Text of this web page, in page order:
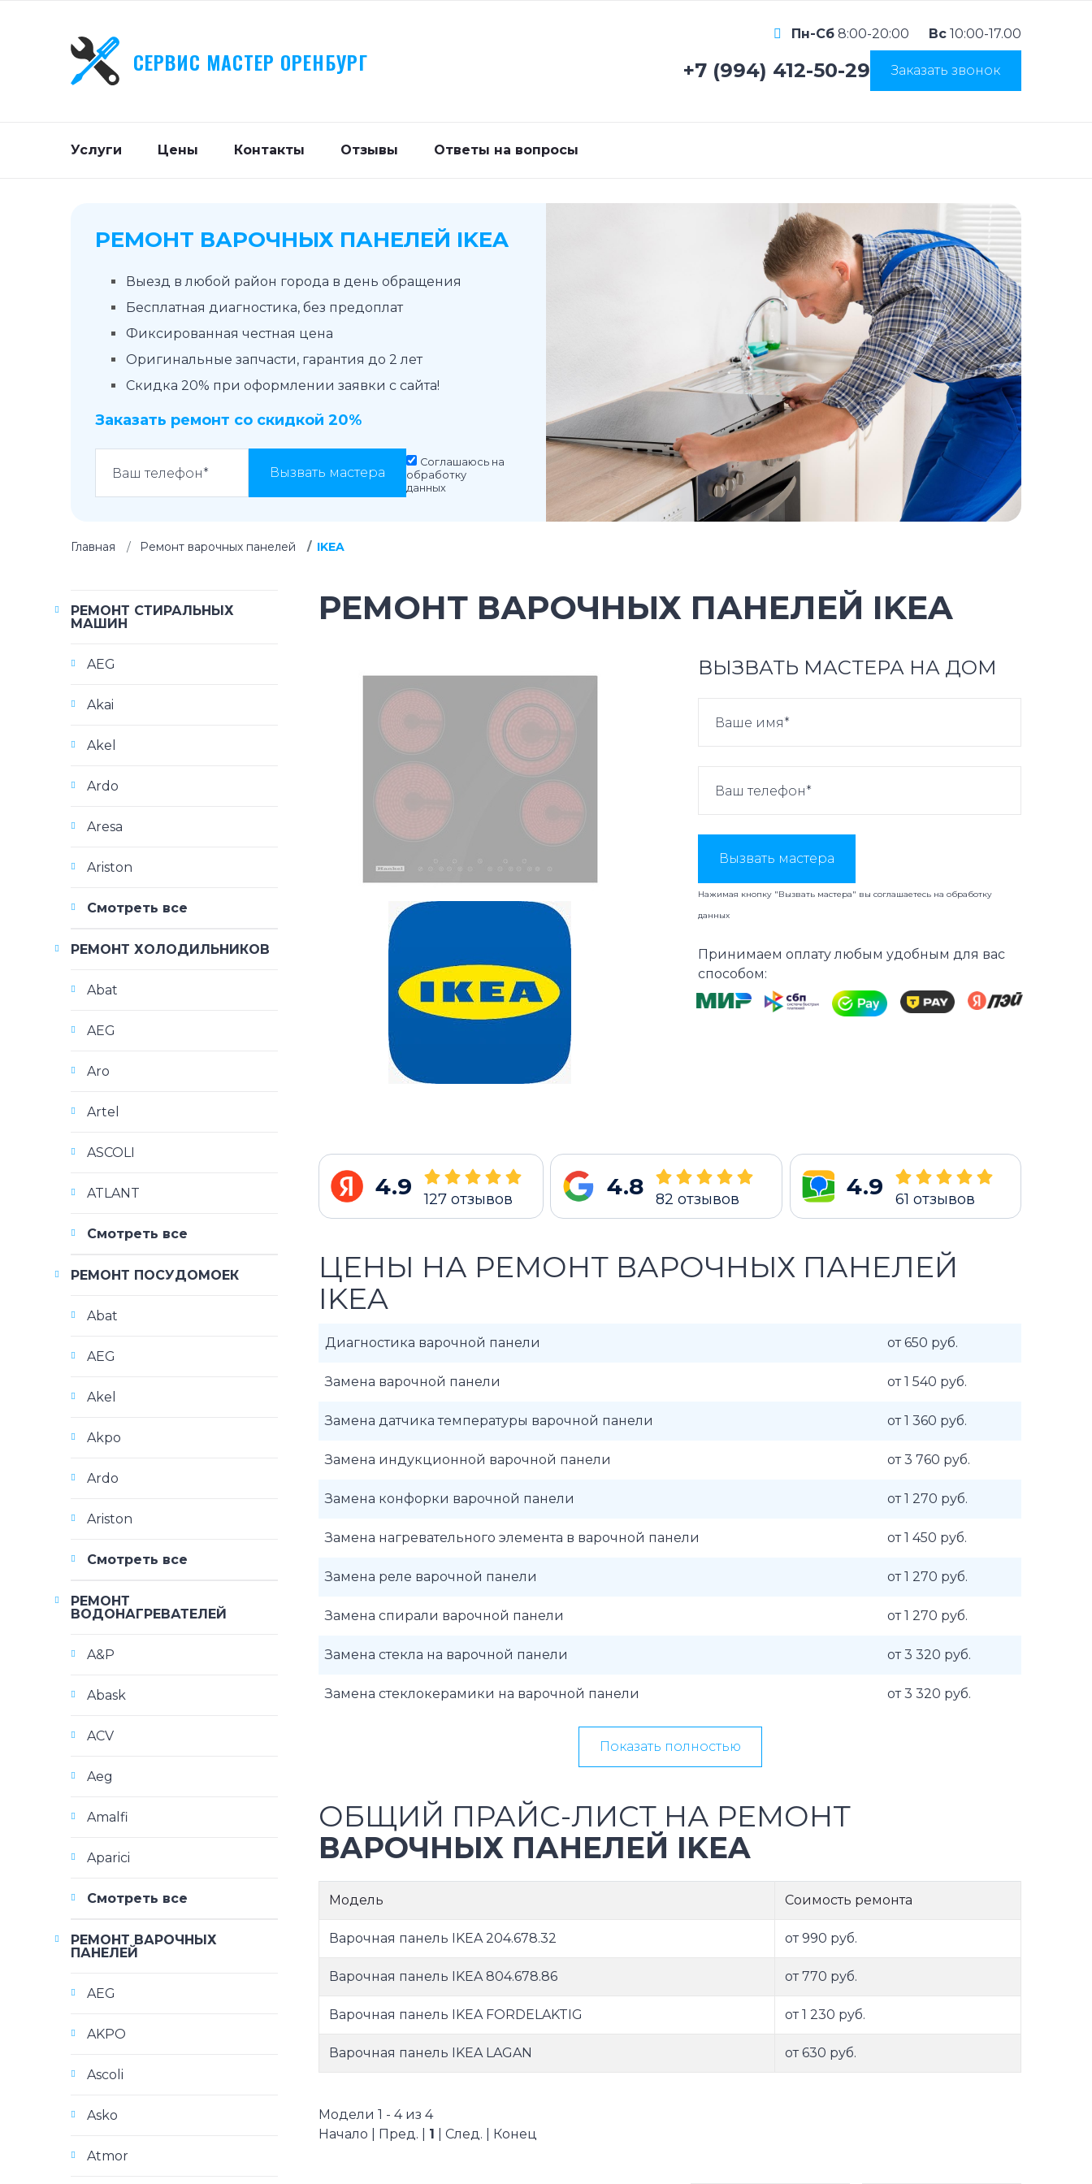
СЕРВИС МАСТЕР ОРЕНБУРГ
Пн-Сб 8:00-20:00 Вс 10:00-17.00
+7 (994) 412-50-29 Заказать звонок
Услуги Цены Контакты Отзывы Ответы на вопросы
РЕМОНТ ВАРОЧНЫХ ПАНЕЛЕЙ IKEA
Выезд в любой район города в день обращения
Бесплатная диагностика, без предоплат
Фиксированная честная цена
Оригинальные запчасти, гарантия до 2 лет
Скидка 20% при оформлении заявки с сайта!
Заказать ремонт со скидкой 20%
Вызвать мастера
Соглашаюсь на
обработку
данных
Главная Ремонт варочных панелей IKEA
РЕМОНТ ВАРОЧНЫХ ПАНЕЛЕЙ IKEA
ВЫЗВАТЬ МАСТЕРА НА ДОМ
Вызвать мастера
Нажимая кнопку "Вызвать мастера" вы соглашаетесь наобработку
данных
Принимаем оплату любым удобным для вас
способом:
4.9 127 отзывов 4.8 82 отзывов 4.9 61 отзывов
ЦЕНЫ НА РЕМОНТ ВАРОЧНЫХ ПАНЕЛЕЙ
IKEA
Диагностика варочной панели от 650 руб.
Замена варочной панели от 1 540 руб.
Замена датчика температуры варочной панели от 1 360 руб.
Замена индукционной варочной панели от 3 760 руб.
Замена конфорки варочной панели от 1 270 руб.
Замена нагревательного элемента в варочной панели от 1 450 руб.
Замена реле варочной панели от 1 270 руб.
Замена спирали варочной панели от 1 270 руб.
Замена стекла на варочной панели от 3 320 руб.
Замена стеклокерамики на варочной панели от 3 320 руб.
Показать полностью
ОБЩИЙ ПРАЙС-ЛИСТ НА РЕМОНТ
ВАРОЧНЫХ ПАНЕЛЕЙ IKEA
Модель Соимость ремонта
Варочная панель IKEA 204.678.32 от 990 руб.
Варочная панель IKEA 804.678.86 от 770 руб.
Варочная панель IKEA FORDELAKTIG от 1 230 руб.
Варочная панель IKEA LAGAN от 630 руб.
Модели 1 - 4 из 4
Начало | Пред. | 1 | След. | Конец
РЕМОНТ СТИРАЛЬНЫХ
МАШИН
AEG
Akai
Akel
Ardo
Aresa
Ariston
Смотреть все
РЕМОНТ ХОЛОДИЛЬНИКОВ
Abat
AEG
Aro
Artel
ASCOLI
ATLANT
Смотреть все
РЕМОНТ ПОСУДОМОЕК
Abat
AEG
Akel
Akpo
Ardo
Ariston
Смотреть все
РЕМОНТ
ВОДОНАГРЕВАТЕЛЕЙ
A&P
Abask
ACV
Aeg
Amalfi
Aparici
Смотреть все
РЕМОНТ ВАРОЧНЫХ
ПАНЕЛЕЙ
AEG
AKPO
Ascoli
Asko
Atmor